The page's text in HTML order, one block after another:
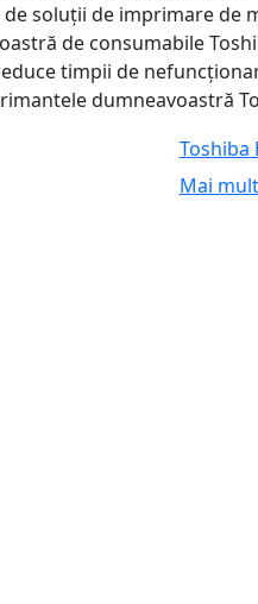
de soluții de imprimare
de consumabile
timpii de
dumneavoastră
Toshiba
Mai